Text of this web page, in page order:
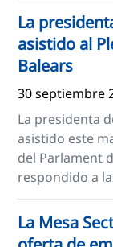
La
asistido al
Balears
30 septiembre
La presidenta
asistido este
del Parlament
respondido a
La Mesa